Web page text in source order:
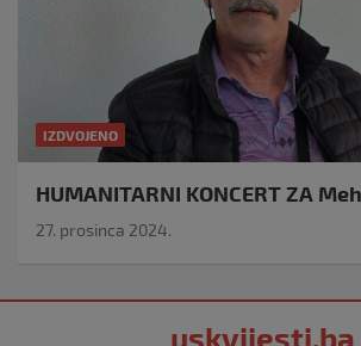
IZDVOJENO
HUMANITARNI KONCERT ZA
27. prosinca 2024.
uskvijesti.ba